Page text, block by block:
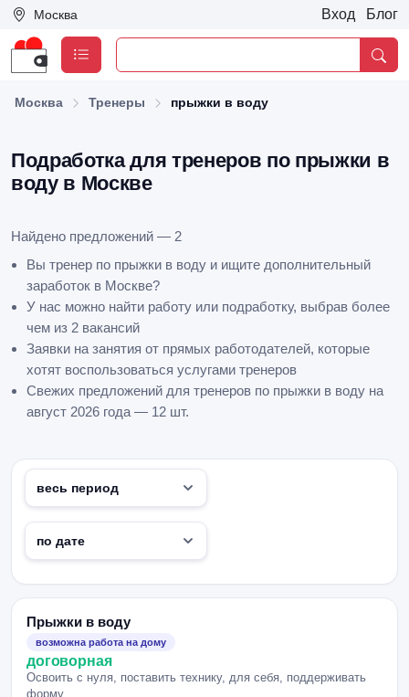
Москва Вход Блог
Москва Тренеры прыжки в воду
Подработка для тренеров по прыжки в
воду в Москве
Найдено предложений — 2
Вы тренер по прыжки в воду и ищите дополнительный
заработок в Москве?
У нас можно найти работу или подработку, выбрав более
чем из 2 вакансий
Заявки на занятия от прямых работодателей, которые
хотят воспользоваться услугами тренеров
Свежих предложений для тренеров по прыжки в воду на
август 2026 года — 12 шт.
Прыжки в воду
возможна работа на дому
договорная
Освоить с нуля, поставить технику, для себя, поддерживать
форму.